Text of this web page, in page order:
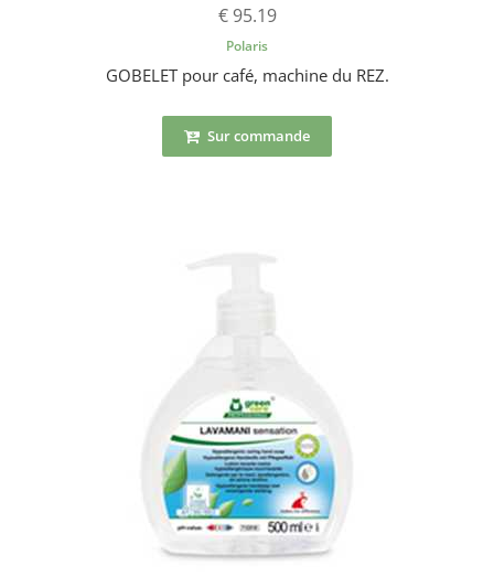
€ 95.19
Polaris
GOBELET pour café, machine du REZ.
Sur commande